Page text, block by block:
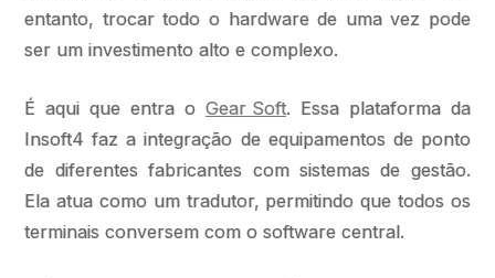
entanto, trocar todo o hardware de uma vez pode
ser um investimento alto e complexo.
É aqui que entra o Gear Soft. Essa plataforma da
Insoft4 faz a integração de equipamentos de ponto
de diferentes fabricantes com sistemas de gestão.
Ela atua como um tradutor, permitindo que todos os
terminais conversem com o software central.